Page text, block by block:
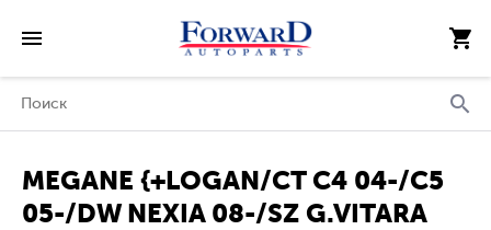
MEGANE {+LOGAN/CT C4 04-/C5
05-/DW NEXIA 08-/SZ G.VITARA